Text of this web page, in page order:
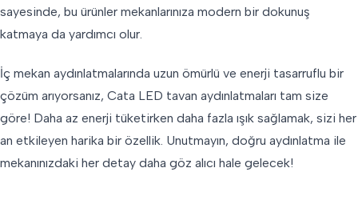
sayesinde, bu ürünler mekanlarınıza modern bir dokunuş
katmaya da yardımcı olur.
İç mekan aydınlatmalarında uzun ömürlü ve enerji tasarruflu bir
çözüm arıyorsanız, Cata LED tavan aydınlatmaları tam size
göre! Daha az enerji tüketirken daha fazla ışık sağlamak, sizi her
an etkileyen harika bir özellik. Unutmayın, doğru aydınlatma ile
mekanınızdaki her detay daha göz alıcı hale gelecek!